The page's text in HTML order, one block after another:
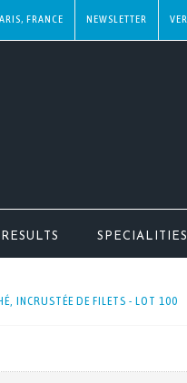
FRANCE NEWSLETTER
RESULTS SPECIALITIES
INCRUSTÉE DE FILETS - LOT 100